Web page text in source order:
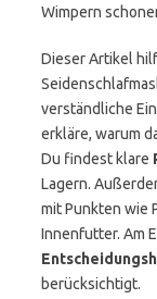
Wimpern
Dieser Artikel
verständliche
erkläre, warum
Du findest klare
Lagern.
mit Punkten wie
Innenfutter. Am
berücksichtigt.